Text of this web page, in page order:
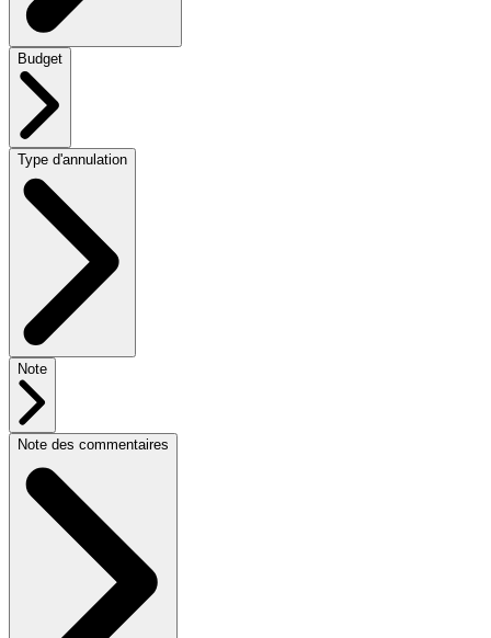
Budget
Type d'annulation
Note
Note des commentaires